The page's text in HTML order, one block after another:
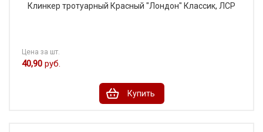
Клинкер тротуарный Красный "Лондон" Классик, ЛСР
Цена за шт.
40,90 руб.
Купить